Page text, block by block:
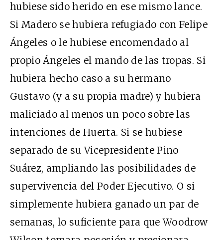
hubiese sido herido en ese mismo lance.
Si Madero se hubiera refugiado con Felipe
Ángeles o le hubiese encomendado al
propio Ángeles el mando de las tropas. Si
hubiera hecho caso a su hermano
Gustavo (y a su propia madre) y hubiera
maliciado al menos un poco sobre las
intenciones de Huerta. Si se hubiese
separado de su Vicepresidente Pino
Suárez, ampliando las posibilidades de
supervivencia del Poder Ejecutivo. O si
simplemente hubiera ganado un par de
semanas, lo suficiente para que Woodrow